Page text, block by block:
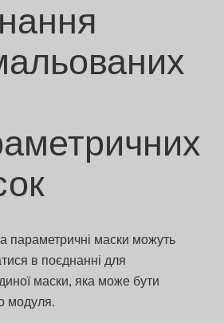
параметричні маски можуть
в поєднанні для
маски, яка може бути
модуля.